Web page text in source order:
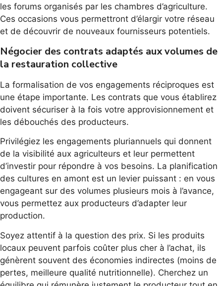
les forums organisés par les chambres d’agriculture.
Ces occasions vous permettront d’élargir votre réseau
et de découvrir de nouveaux fournisseurs potentiels.
Négocier des contrats adaptés aux volumes de
la restauration collective
La formalisation de vos engagements réciproques est
une étape importante. Les contrats que vous établirez
doivent sécuriser à la fois votre approvisionnement et
les débouchés des producteurs.
Privilégiez les engagements pluriannuels qui donnent
de la visibilité aux agriculteurs et leur permettent
d’investir pour répondre à vos besoins. La planification
des cultures en amont est un levier puissant : en vous
engageant sur des volumes plusieurs mois à l’avance,
vous permettez aux producteurs d’adapter leur
production.
Soyez attentif à la question des prix. Si les produits
locaux peuvent parfois coûter plus cher à l’achat, ils
génèrent souvent des économies indirectes (moins de
pertes, meilleure qualité nutritionnelle). Cherchez un